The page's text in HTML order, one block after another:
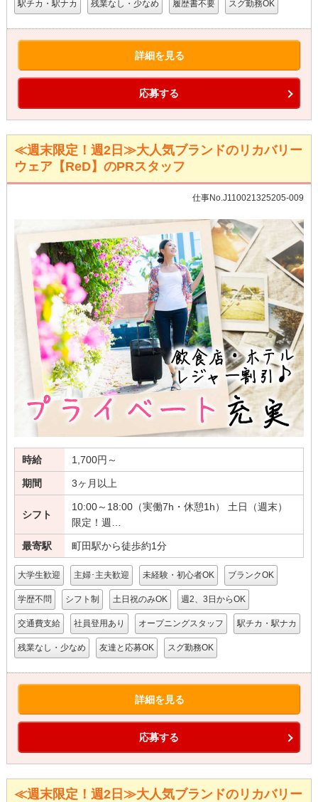
駅チカ・駅ナカ 残業なし・少なめ 履歴書不要 スグ勤務OK
詳細を見る
応募する
≪週末限定！週2日≫大人気ブランドのリカバリー
ウェア【ReD】のPRスタッフ
仕事No.J110021325205-009
時給 1,700円～
期間 3ヶ月以上
シフト
10:00～18:00（実働7h・休憩1h） 土日（週末）
限定！週…
最寄駅 町田駅から徒歩約1分
大学生歓迎 主婦･主夫歓迎 未経験・初心者OK ブランクOK
学歴不問 シフト制 土日祝のみOK 週2、3日からOK
交通費支給 社員登用あり オープニングスタッフ 駅チカ・駅ナカ
残業なし・少なめ 友達と応募OK スグ勤務OK
詳細を見る
応募する
≪週末限定！週2日≫大人気ブランドのリカバリー